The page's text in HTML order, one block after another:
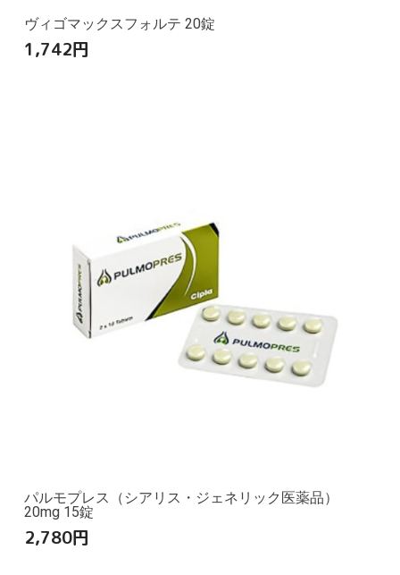
ヴィゴマックスフォルテ 20錠
1,742円
パルモプレス（シアリス・ジェネリック医薬品）
20mg 15錠
2,780円